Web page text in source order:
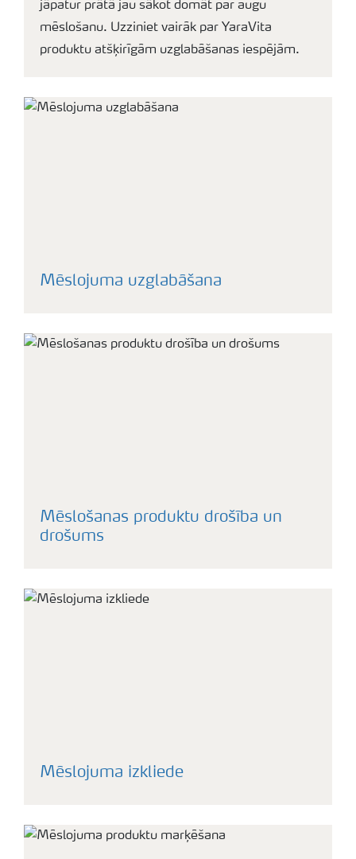
jāpatur prātā jau sākot domāt par augu
mēslošanu. Uzziniet vairāk par YaraVita
produktu atšķirīgām uzglabāšanas iespējām.
Mēslojuma uzglabāšana
Mēslošanas produktu drošība un
drošums
Mēslojuma izkliede